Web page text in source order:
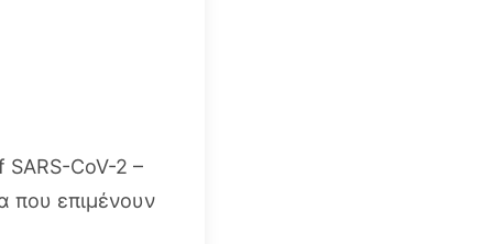
CoV-2 –
που επιμένουν